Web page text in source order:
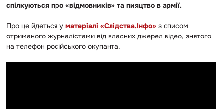
спілкуються про «відмовників» та пияцтво в армії.
Про це йдеться у матеріалі «Слідства.Інфо» з описом
отриманого журналістами від власних джерел відео, знятого
на телефон російського окупанта.